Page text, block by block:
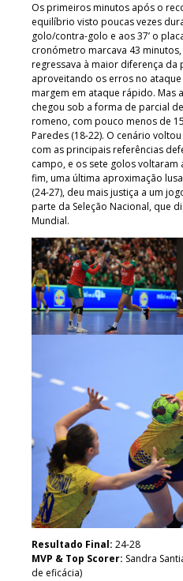
Os primeiros minutos após o
equilíbrio visto poucas vezes
golo/contra-golo e aos 37’ o
cronómetro marcava 43
regressava à maior diferença da
aproveitando os erros no
margem em ataque rápido. Mas
chegou sob a forma de parcial
romeno, com pouco menos de
Paredes (18-22). O cenário
com as principais referências
campo, e os sete golos voltaram
fim, uma última aproximação
(24-27), deu mais justiça a um
parte da Seleção Nacional, que
Mundial.
Resultado Final: 24-28
MVP & Top Scorer: Sandra
de eficácia)